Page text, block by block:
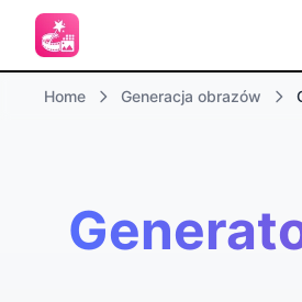
Home Generacja obrazów